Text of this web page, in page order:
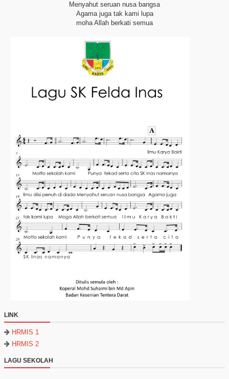
Menyahut seruan nusa bangsa
Agama juga tak kami lupa
moha Allah berkati semua
LINK
HRMIS 1
HRMIS 2
LAGU SEKOLAH